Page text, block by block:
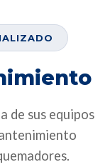
de sus equipos